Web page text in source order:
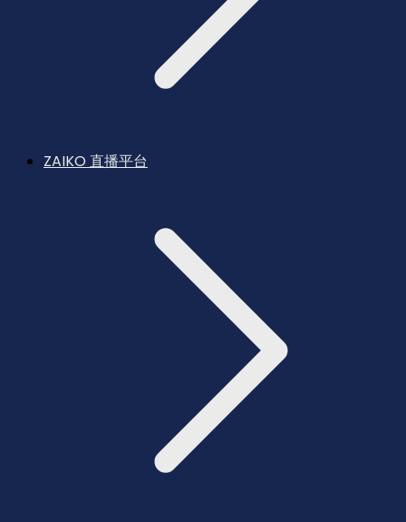
ZAIKO 直播平台